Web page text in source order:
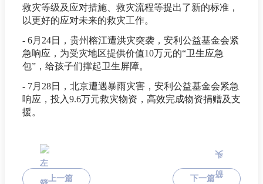
救灾等级及应对措施、救灾流程等提出了新的标准，
以更好的应对未来的救灾工作。
- 6月24日，贵州榕江遭洪灾突袭，安利公益基金会紧
急响应，为受灾地区提供价值10万元的“卫生应急
包”，给孩子们撑起卫生屏障。
- 7月28日，北京遭遇暴雨灾害，安利公益基金会紧急
响应，投入9.6万元救灾物资，高效完成物资捐赠及支
援。
上一篇 下一篇